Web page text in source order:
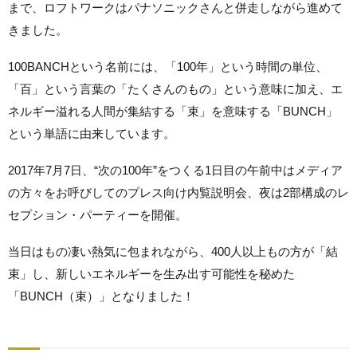
まで、ロフトワークはパナソニックさんと併走しながら進めて
きました。
100BANCHという名前には、「100年」という時間の単位、
「百」という言葉の「たくさんのもの」という意味に加え、エ
ネルギー溢れる人間が集結する「束」を意味する「BUNCH」
という単語に由来しています。
2017年7月7日、“次の100年”をつくる1日目の午前中はメディア
の方々をお呼びしてのプレス向け内覧説明会、夜は2部構成のレ
セプション・パーティーを開催。
当日はもの凄い熱気に包まれながら、400人以上もの方が「結
束」し、新しいエネルギーを生み出す可能性を秘めた
「BUNCH（束）」となりました！